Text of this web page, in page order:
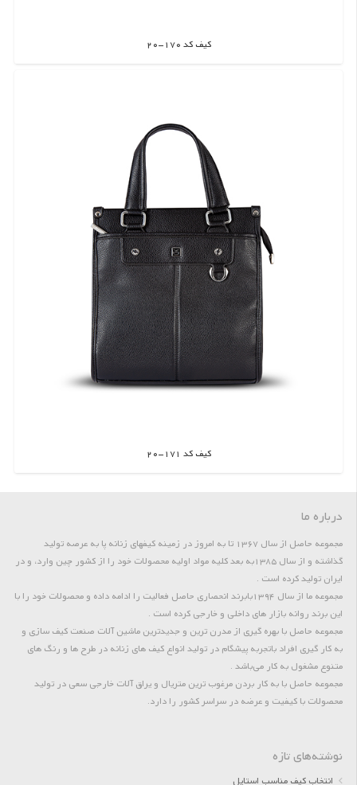
کیف کد 170-20
اطلاعات بیشتر
کیف کد 171-20
اطلاعات بیشتر
درباره ما
مجموعه حاصل از سال 1367 تا به امروز در زمینه کیفهای زنانه پا به عرصه تولید
گذاشته و از سال 1385به بعد کلیه مواد اولیه محصولات خود را از کشور چین وارد، و در
ایران تولید کرده است .
مجموعه ما از سال 1394بابرند انحصاری حاصل فعالیت را ادامه داده و محصولات خود را با
این برند روانه بازار های داخلی و خارجی کرده است .
مجموعه حاصل با بهره گیری از مدرن ترین و جدیدترین ماشین آلات صنعت کیف سازی و
به کار گیری افراد باتجربه پیشگام در تولید انواع کیف های زنانه در طرح ها و رنگ های
متنوع مشغول به کار می‌باشد .
مجموعه حاصل با به کار بردن مرغوب ترین متریال و یراق آلات خارجی سعی در تولید
محصولات با کیفیت و عرضه در سراسر کشور را دارد.
نوشته‌های تازه
انتخاب کیف مناسب استایل